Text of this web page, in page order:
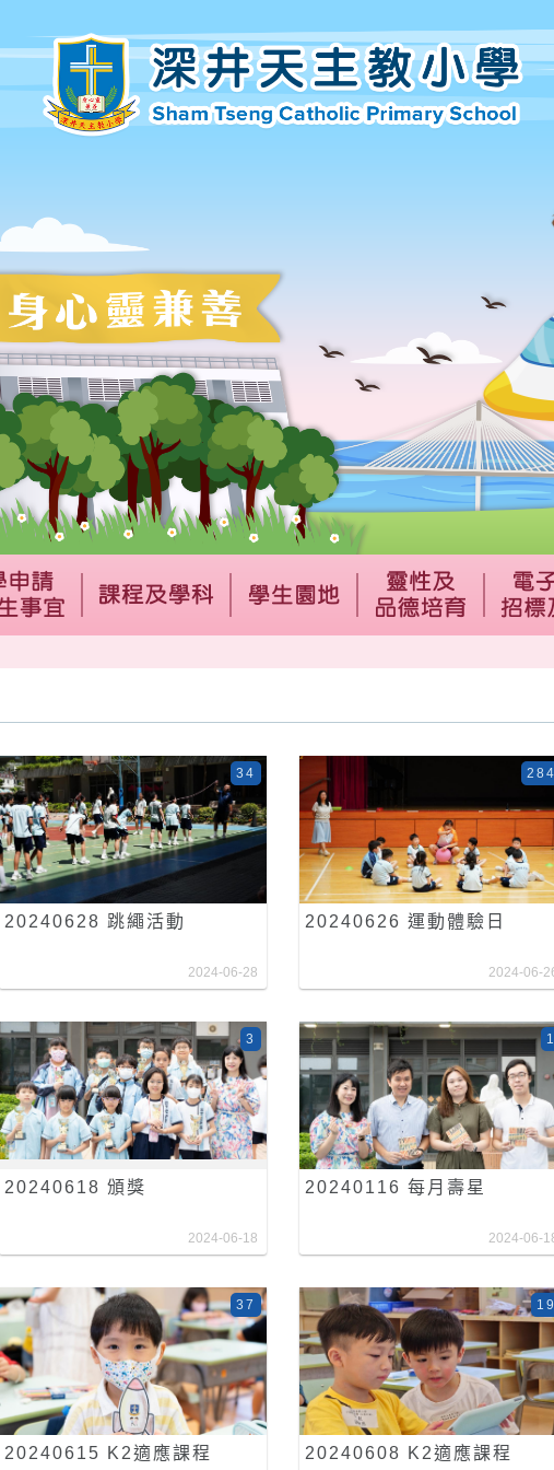
20240628 跳繩活動
34
2024-06-28
20240626 運動體驗日
284
2024-06-
20240618 頒獎
3
2024-06-18
20240116 每月壽星
1
2024-06-
20240615 K2適應課程
37
20240608 K2適應課程
19